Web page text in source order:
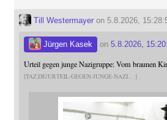
Till Westermayeron 5.8.2026,
Jürgen Kasek on 5.8.2026,
Urteil gegen junge Nazigruppe: Vom braunen
TAZ.DE/URTEIL-GEGEN-JUNGE-NAZI